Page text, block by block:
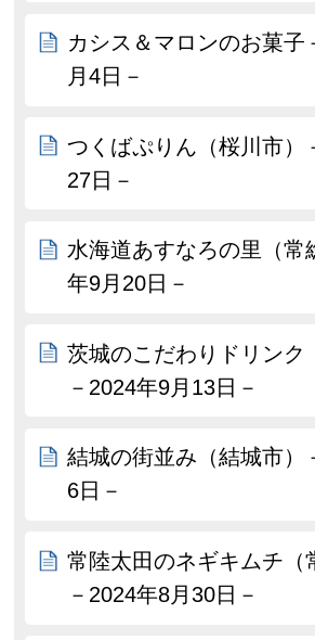
カシス＆マロンのお菓子
月4日－
つくばぷりん（桜川市）
27日－
水海道あすなろの里（常
年9月20日－
茨城のこだわりドリンク
－2024年9月13日－
結城の街並み（結城市）
6日－
常陸太田のネギキムチ（
－2024年8月30日－